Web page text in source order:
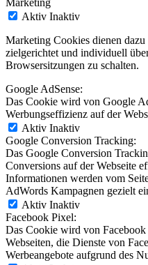
Marketing
Aktiv Inaktiv
Marketing Cookies dienen dazu
zielgerichtet und individuell
Browsersitzungen zu schalten.
Google AdSense:
Das Cookie wird von Google
Werbungseffizienz auf der
Aktiv Inaktiv
Google Conversion Tracking:
Das Google Conversion
Conversions auf der Webseite
Informationen werden vom
AdWords Kampagnen gezielt
Aktiv Inaktiv
Facebook Pixel:
Das Cookie wird von
Webseiten, die Dienste von
Werbeangebote aufgrund des